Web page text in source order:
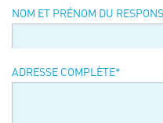
NOM ET PRÉNOM DU
ADRESSE COMPLÈTE*